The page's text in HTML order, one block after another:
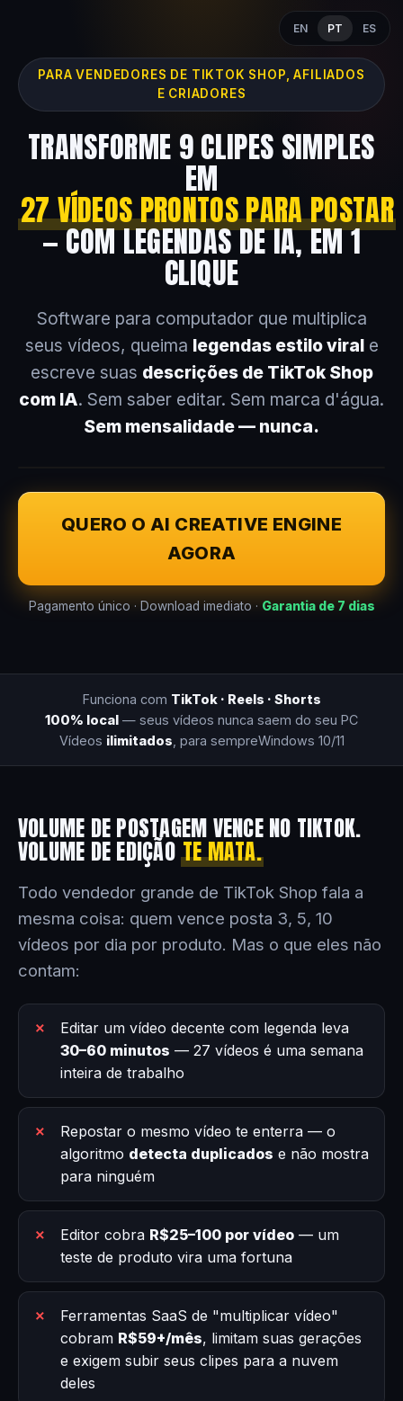
EN PT ES
PARA VENDEDORES DE TIKTOK SHOP, AFILIADOS
E CRIADORES
TRANSFORME 9 CLIPES SIMPLES
EM
27 VÍDEOS PRONTOS PARA POSTAR
— COM LEGENDAS DE IA, EM 1
CLIQUE
Software para computador que multiplica
seus vídeos, queima legendas estilo virale
escreve suas descrições de TikTok Shop
com IA. Sem saber editar. Sem marca d'água.
Sem mensalidade — nunca.
QUERO O AI CREATIVE ENGINE
AGORA
Pagamento único · Download imediato · Garantia de 7 dias
Funciona com TikTok · Reels · Shorts
100% local — seus vídeos nunca saem do seu PC
Vídeos ilimitados , para sempreWindows 10/11
VOLUME DE POSTAGEM VENCE NO TIKTOK.
VOLUME DE EDIÇÃOTE MATA.
Todo vendedor grande de TikTok Shop fala a
mesma coisa: quem vence posta 3, 5, 10
vídeos por dia por produto. Mas o que eles não
contam:
Editar um vídeo decente com legenda leva
30–60 minutos — 27 vídeos é uma semana
inteira de trabalho
Repostar o mesmo vídeo te enterra — o
algoritmo detecta duplicados e não mostra
para ninguém
Editor cobra R$25–100 por vídeo — um
teste de produto vira uma fortuna
Ferramentas SaaS de "multiplicar vídeo"
cobram R$59+/mês, limitam suas gerações
e exigem subir seus clipes para a nuvem
deles